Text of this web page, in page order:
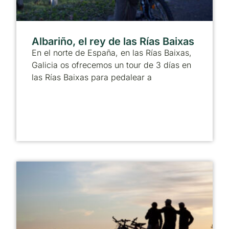
Albariño, el rey de las Rías Baixas
En el norte de España, en las Rías Baixas,
Galicia os ofrecemos un tour de 3 días en
las Rías Baixas para pedalear a